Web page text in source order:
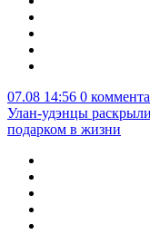
07.08 14:56 0
Улан-удэнцы
подарком в жизни